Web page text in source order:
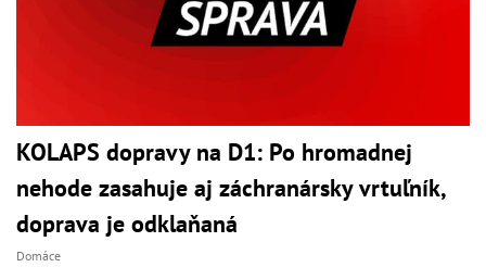
KOLAPS dopravy na D1: Po hromadnej
nehode zasahuje aj záchranársky vrtuľník,
doprava je odklaňaná
Domáce